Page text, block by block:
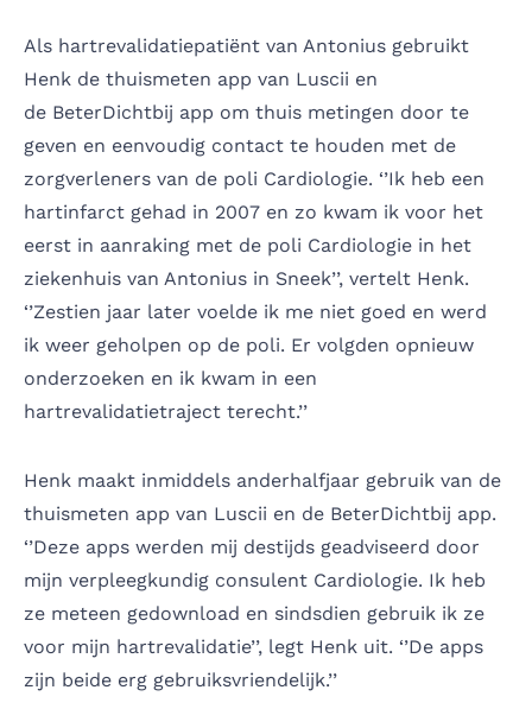
Als hartrevalidatiepatiënt van Antonius gebruikt
Henk de thuismeten app van Luscii en
de BeterDichtbij app om thuis metingen door te
geven en eenvoudig contact te houden met de
zorgverleners van de poli Cardiologie. ‘’Ik heb een
hartinfarct gehad in 2007 en zo kwam ik voor het
eerst in aanraking met de poli Cardiologie in het
ziekenhuis van Antonius in Sneek’’, vertelt Henk.
‘’Zestien jaar later voelde ik me niet goed en werd
ik weer geholpen op de poli. Er volgden opnieuw
onderzoeken en ik kwam in een
hartrevalidatietraject terecht.’’
Henk maakt inmiddels anderhalfjaar gebruik van de
thuismeten app van Luscii en de BeterDichtbij app.
‘’Deze apps werden mij destijds geadviseerd door
mijn verpleegkundig consulent Cardiologie. Ik heb
ze meteen gedownload en sindsdien gebruik ik ze
voor mijn hartrevalidatie’’, legt Henk uit. ‘’De apps
zijn beide erg gebruiksvriendelijk.’’